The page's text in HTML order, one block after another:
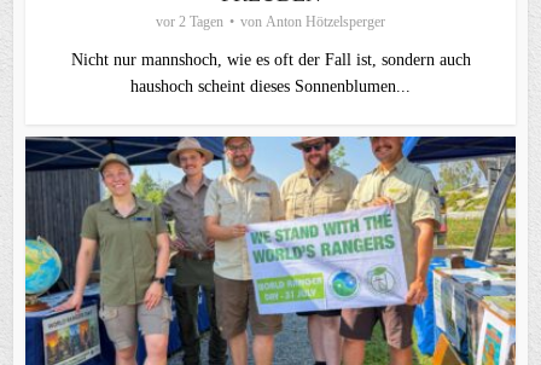
vor 2 Tagen von Anton Hötzelsperger
Nicht nur mannshoch, wie es oft der Fall ist, sondern auch
haushoch scheint dieses Sonnenblumen...